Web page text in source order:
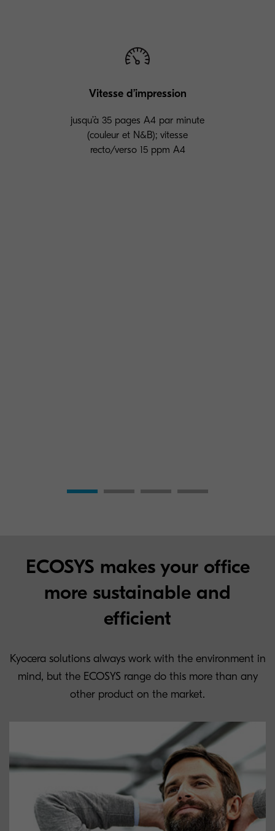
Vitesse d’impression
jusqu’à 35 pages A4 par minute
(couleur et N&B); vitesse
recto/verso 15 ppm A4
ECOSYS makes your office
more sustainable and
efficient
Kyocera solutions always work with the environment in
mind, but the ECOSYS range do this more than any
other product on the market.